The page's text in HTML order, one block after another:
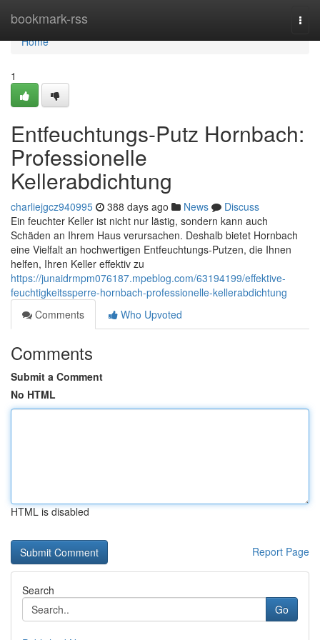
bookmark-rss
Home
Home
1
Entfeuchtungs-Putz Hornbach:
Professionelle
Kellerabdichtung
charliejgcz940995 388 days ago News
Discuss
Ein feuchter Keller ist nicht nur lästig, sondern kann auch
Schäden an Ihrem Haus verursachen. Deshalb bietet Hornbach
eine Vielfalt an hochwertigen Entfeuchtungs-Putzen, die Ihnen
helfen, Ihren Keller effektiv zu
https://junaidrmpm076187.mpeblog.com/63194199/effektive-
feuchtigkeitssperre-hornbach-professionelle-kellerabdichtung
Comments
Who Upvoted
Comments
Submit a Comment
No HTML
HTML is disabled
Report Page
Search
Go